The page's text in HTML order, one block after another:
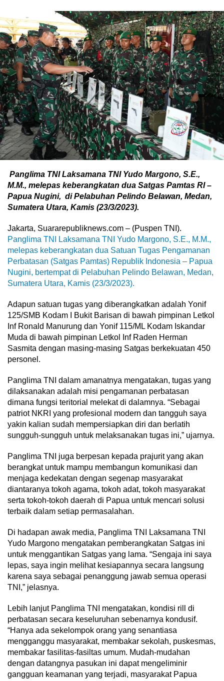
Panglima TNI Laksamana TNI Yudo Margono, S.E.,
M.M., melepas keberangkatan dua Satgas Pamtas RI –
Papua Nugini, di Pelabuhan Pelindo Belawan, Medan,
Sumatera Utara, Kamis (23/3/2023).
Jakarta, Suararepubliknews.com – (Puspen TNI).
Panglima TNI Laksamana TNI Yudo Margono, S.E., M.M.,
melepas keberangkatan dua Satuan Tugas Pengamanan
Perbatasan (Satgas Pamtas) Republik Indonesia – Papua
Nugini, bertempat di Pelabuhan Pelindo Belawan, Medan,
Sumatera Utara, Kamis (23/3/2023).
Adapun satuan tugas yang diberangkatkan adalah Yonif
125/SMB Kodam I Bukit Barisan di bawah pimpinan Letkol
Inf Ronald Manurung dan Yonif 115/ML Kodam Iskandar
Muda di bawah pimpinan Letkol Inf Raden Herman
Sasmita dengan masing-masing Satgas berkekuatan 450
personel.
Panglima TNI dalam amanatnya mengatakan, tugas yang
dilaksanakan adalah misi pengamanan perbatasan
dimana fungsi teritorial melekat di dalamnya. “Sebagai
patriot NKRI yang profesional modern dan tangguh saya
yakin kalian sudah mempersiapkan diri dan berlatih
sungguh-sungguh untuk melaksanakan tugas ini,” ujarnya.
Panglima TNI juga berpesan kepada prajurit yang akan
berangkat untuk mampu membangun komunikasi dan
menjaga kedekatan dengan segenap masyarakat
diantaranya tokoh agama, tokoh adat, tokoh masyarakat
serta tokoh-tokoh daerah di Papua untuk mencari solusi
terbaik dalam setiap permasalahan.
Di hadapan awak media, Panglima TNI Laksamana TNI
Yudo Margono mengatakan pemberangkatan Satgas ini
untuk menggantikan Satgas yang lama. “Sengaja ini saya
lepas, saya ingin melihat kesiapannya secara langsung
karena saya sebagai penanggung jawab semua operasi
TNI,” jelasnya.
Lebih lanjut Panglima TNI mengatakan, kondisi rill di
perbatasan secara keseluruhan sebenarnya kondusif.
“Hanya ada sekelompok orang yang senantiasa
mengganggu masyarakat, membakar sekolah, puskesmas,
membakar fasilitas-fasiltas umum. Mudah-mudahan
dengan datangnya pasukan ini dapat mengeliminir
gangguan keamanan yang terjadi, masyarakat Papua